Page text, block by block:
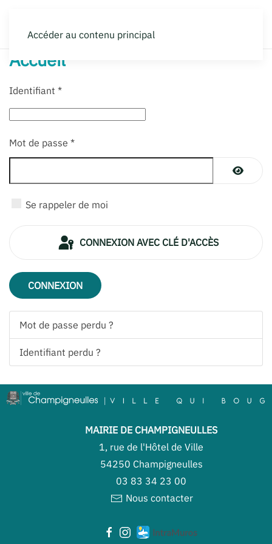
Accéder au contenu principal
Accueil
Identifiant *
Mot de passe *
Se rappeler de moi
CONNEXION AVEC CLÉ D'ACCÈS
CONNEXION
Mot de passe perdu ?
Identifiant perdu ?
MAIRIE DE CHAMPIGNEULLES
1, rue de l'Hôtel de Ville
54250 Champigneulles
03 83 34 23 00
Nous contacter